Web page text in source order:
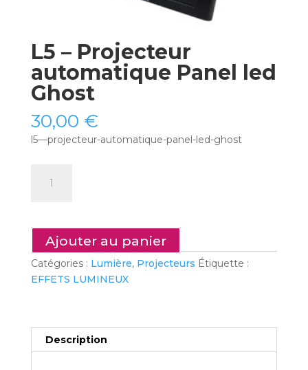
L5 – Projecteur
automatique Panel led
Ghost
30,00 €
l5—projecteur-automatique-panel-led-ghost
Projecteur
automatique
Panel
led
Ajouter au panier
Catégories : Lumière, Projecteurs Étiquette :
EFFETS LUMINEUX
Description